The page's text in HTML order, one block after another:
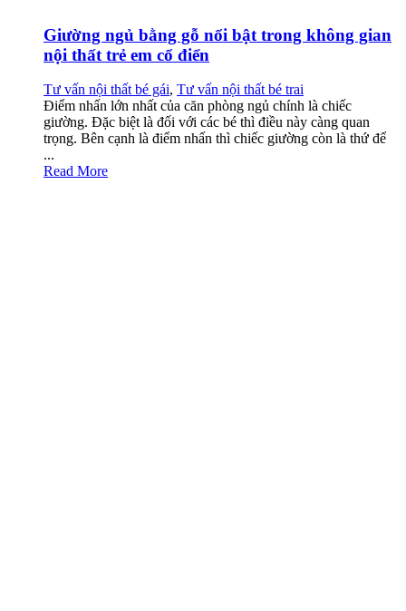
Giường ngủ bằng gỗ nổi bật trong không gian
nội thất trẻ em cổ điển
Tư vấn nội thất bé gái, Tư vấn nội thất bé trai
Điểm nhấn lớn nhất của căn phòng ngủ chính là chiếc
giường. Đặc biệt là đối với các bé thì điều này càng quan
trọng. Bên cạnh là điểm nhấn thì chiếc giường còn là thứ để
...
Read More